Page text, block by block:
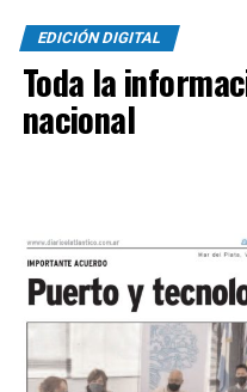
SINTESIS
Kimberley (3 ): Tomás
EDICIÓN DIGITAL
Toda la
nacional